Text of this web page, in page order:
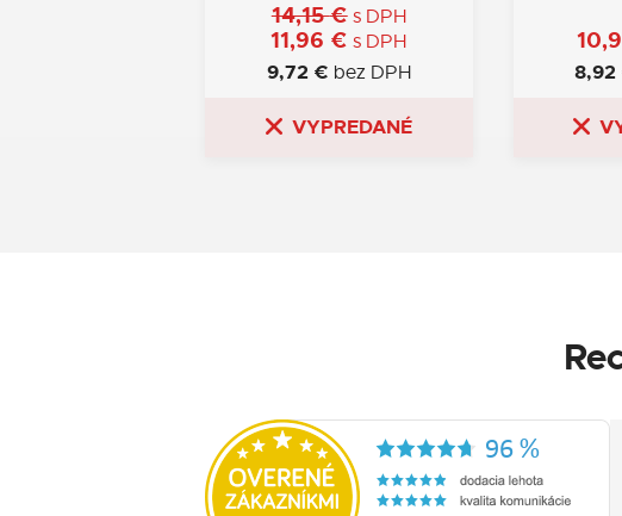
14,15€ s DPH
11,96 € s DPH
9,72 € bez DPH
VYPREDANÉ
8,92